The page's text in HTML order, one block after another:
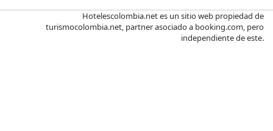
Hotelescolombia.net es un sitio web propiedad de
turismocolombia.net, partner asociado a booking.com, pero
independiente de este.